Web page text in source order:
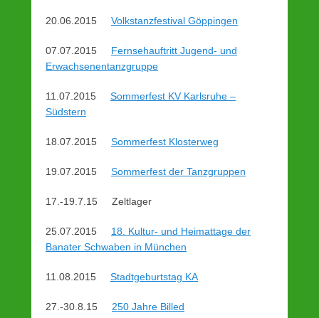
w
b
2
3
20.06.2015 Volkstanzfestival Göppingen
07.07.2015 Fernsehauftritt Jugend- und
Erwachsenentanzgruppe
11.07.2015 Sommerfest KV Karlsruhe –
Südstern
18.07.2015 Sommerfest Klosterweg
19.07.2015 Sommerfest der Tanzgruppen
17.-19.7.15 Zeltlager
25.07.2015 18. Kultur- und Heimattage der
Banater Schwaben in München
11.08.2015 Stadtgeburtstag KA
27.-30.8.15 250 Jahre Billed